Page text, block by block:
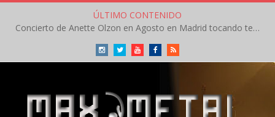
ÚLTIMO CONTENIDO
Concierto de Anette Olzon en Agosto en Madrid tocando temas de Nightwish
InstagramTwitterYoutubeFacebookRSS